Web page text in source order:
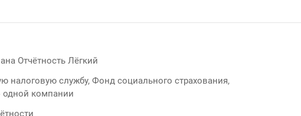
Отчётность Лёгкий
налоговую службу, Фонд социального страхования,
компании